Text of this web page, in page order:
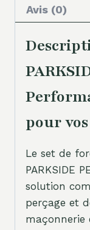
Avis (0)
pour
Le set de
PARKSIDE
solution
perçage et
maçonnerie